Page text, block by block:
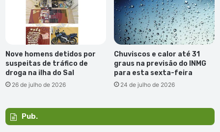
Nove homens detidos por
suspeitas de tráfico de
droga na ilha do Sal
26 de julho de 2026
Chuviscos e calor até 31
graus na previsão do INMG
para esta sexta-feira
24 de julho de 2026
Pub.